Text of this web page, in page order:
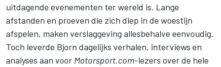
uitdagende evenementen ter wereld is. Lange
afstanden en proeven die zich diep in de woestijn
afspelen, maken verslaggeving allesbehalve eenvoudig.
Toch leverde Bjorn dagelijks verhalen, interviews en
analyses aan voor Motorsport.com-lezers over de hele